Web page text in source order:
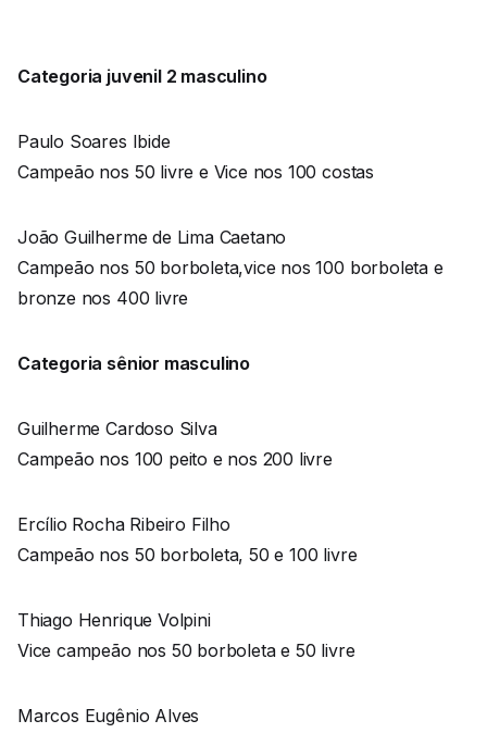
Categoria juvenil 2 masculino
Paulo Soares Ibide
Campeão nos 50 livre e Vice nos 100 costas
João Guilherme de Lima Caetano
Campeão nos 50 borboleta,vice nos 100 borboleta e
bronze nos 400 livre
Categoria sênior masculino
Guilherme Cardoso Silva
Campeão nos 100 peito e nos 200 livre
Ercílio Rocha Ribeiro Filho
Campeão nos 50 borboleta, 50 e 100 livre
Thiago Henrique Volpini
Vice campeão nos 50 borboleta e 50 livre
Marcos Eugênio Alves